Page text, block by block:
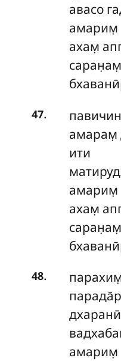
авасо
ахам̣
47.
амарам̣
ити
ахам̣
48.